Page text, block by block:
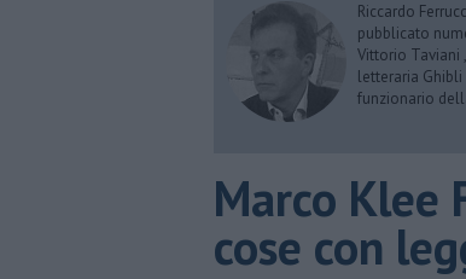
Riccardo
pubblicato
Vittorio Taviani
letteraria
funzionario
​Marco Klee
cose con